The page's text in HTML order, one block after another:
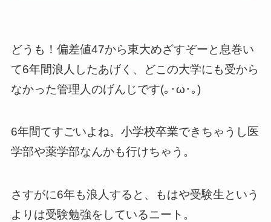
どうも！偏差値47から東大めざすぞーと息巻い
て6年間浪人したあげく、どこの大学にも受から
なかった管理人のげんじです(｡･ω･｡)
6年間てすごいよね。小学校卒業できちゃうし医
学部や薬学部なんかも行けちゃう。
さすがに6年も浪人すると、もはや受験生という
よりは受験勉強をしているニート。